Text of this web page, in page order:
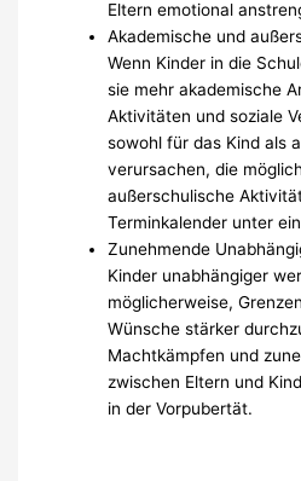
Eltern emotional
Akademische und
Wenn Kinder in die
sie mehr akademische
Aktivitäten und soziale
sowohl für das Kind als
verursachen, die
außerschulische
Terminkalender unter
Zunehmende
Kinder unabhängiger
möglicherweise,
Wünsche stärker
Machtkämpfen und
zwischen Eltern und
in der Vorpubertät.